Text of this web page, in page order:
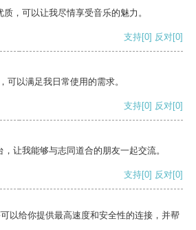
，可以让我尽情享受音乐的魅力。
支持[0] 反对[0]
可以满足我日常使用的需求。
支持[0] 反对[0]
让我能够与志同道合的朋友一起交流。
支持[0] 反对[0]
以给你提供最高速度和安全性的连接，并帮